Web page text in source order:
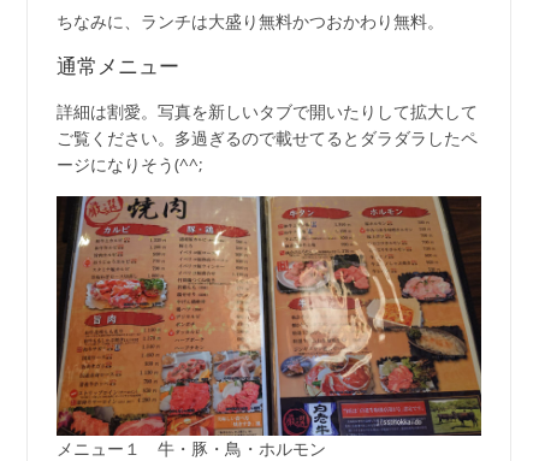
ちなみに、ランチは大盛り無料かつおかわり無料。
通常メニュー
詳細は割愛。写真を新しいタブで開いたりして拡大して
ご覧ください。多過ぎるので載せてるとダラダラしたペ
ージになりそう(^^;
メニュー１ 牛・豚・鳥・ホルモン